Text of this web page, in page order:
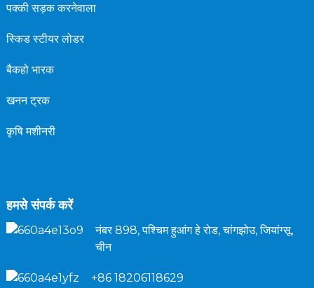
पक्की सड़क करनेवाला
स्किड स्टीयर लोडर
बैकहो भारक
खनन ट्रक
कृषि मशीनरी
हमसे संपर्क करें
नंबर 898, पश्चिम हुआंग हे रोड, चांगझोउ, जियांग्सू,
चीन
+86 18206118629